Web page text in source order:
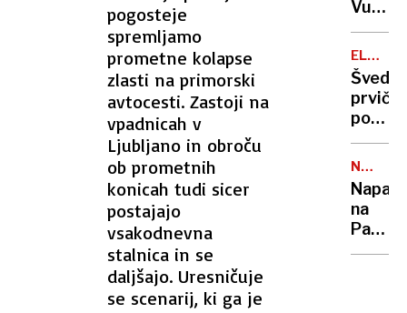
pogosteje
spremljamo
prometne kolapse
zlasti na primorski
avtocesti. Zastoji na
vpadnicah v
Ljubljano in obroču
ob prometnih
konicah tudi sicer
postajajo
vsakodnevna
stalnica in se
daljšajo. Uresničuje
se scenarij, ki ga je
potuje
več,
a
troši
manj
Vučić
zdaj
za
dialog:
ponuja
sloju
pa
hrano
prvič
po
50
letih
novo
NOV
Napad
na
Pagu:
po